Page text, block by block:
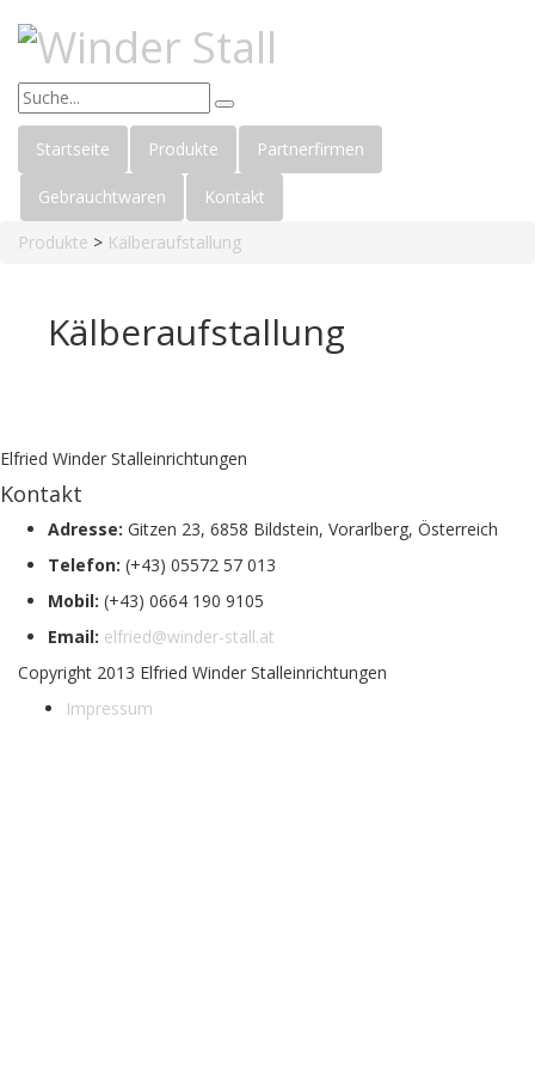
Startseite Produkte Partnerfirmen
Gebrauchtwaren
Kontakt
Produkte > Kälberaufstallung
Kälberaufstallung
Elfried Winder Stalleinrichtungen
Kontakt
Adresse: Gitzen 23, 6858 Bildstein, Vorarlberg, Österreich
Telefon: (+43) 05572 57 013
Mobil: (+43) 0664 190 9105
Email: elfried@winder-stall.at
Copyright 2013 Elfried Winder Stalleinrichtungen
Impressum